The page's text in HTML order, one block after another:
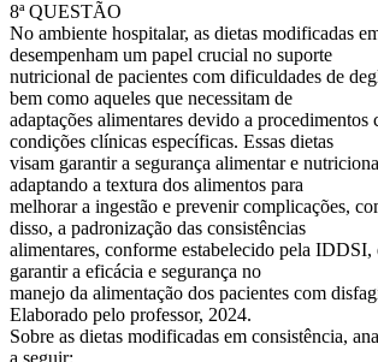
8ª QUESTÃO
No ambiente hospitalar, as dietas modificadas
desempenham um papel crucial no suporte
nutricional de pacientes com dificuldades de
bem como aqueles que necessitam de
adaptações alimentares devido a procedimentos
condições clínicas específicas. Essas dietas
visam garantir a segurança alimentar e
adaptando a textura dos alimentos para
melhorar a ingestão e prevenir complicações,
disso, a padronização das consistências
alimentares, conforme estabelecido pela IDDSI,
garantir a eficácia e segurança no
manejo da alimentação dos pacientes com
Elaborado pelo professor, 2024.
Sobre as dietas modificadas em consistência,
a seguir: